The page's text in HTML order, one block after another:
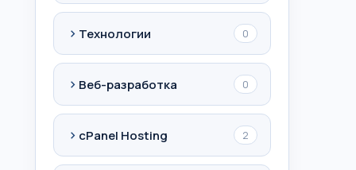
Технологии 0
Веб-разработка 0
cPanel Hosting 2